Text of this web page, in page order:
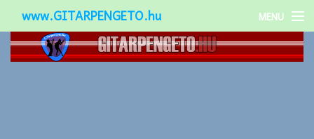
www.GITARPENGETO.hu MENU
Népszerű-